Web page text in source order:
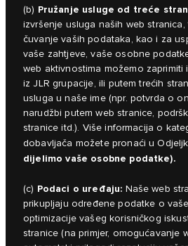
(b) Pružanje usluge od treće
izvršenje usluga naših web
čuvanje vaših podataka, kao i za
vaše zahtjeve, vaše osobne
web aktivnostima možemo zaprimiti
iz JLR grupacije, ili putem trećih
usluga u naše ime (npr. potvrda o
narudžbi putem web stranice,
stranice itd.). Više informacija o
dobavljača možete pronaći u
dijelimo vaše osobne podatke).
(c) Podaci o uređaju: Naše web
prikupljaju određene podatke o
optimizacije vašeg korisničkog
stranice (na primjer, omogućavanje